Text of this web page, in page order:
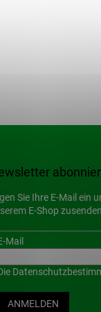
Sie Ihre E-Mail ein
E-Shop
Mail
ANMELDEN